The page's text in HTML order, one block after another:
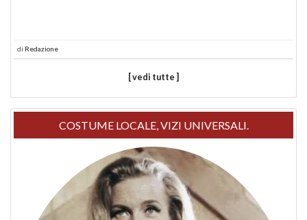
di Redazione
[ vedi tutte ]
COSTUME LOCALE, VIZI UNIVERSALI.